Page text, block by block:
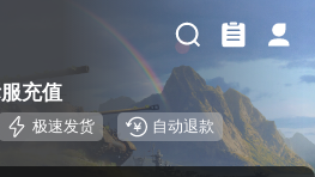
充值
极速发货 自动退款